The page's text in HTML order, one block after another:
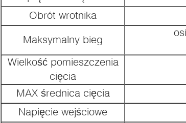
Obrót wrotnika
Maksymalny bieg
Wielkość pomieszczenia
cięcia
MAX średnica cięcia
Napięcie wejściowe